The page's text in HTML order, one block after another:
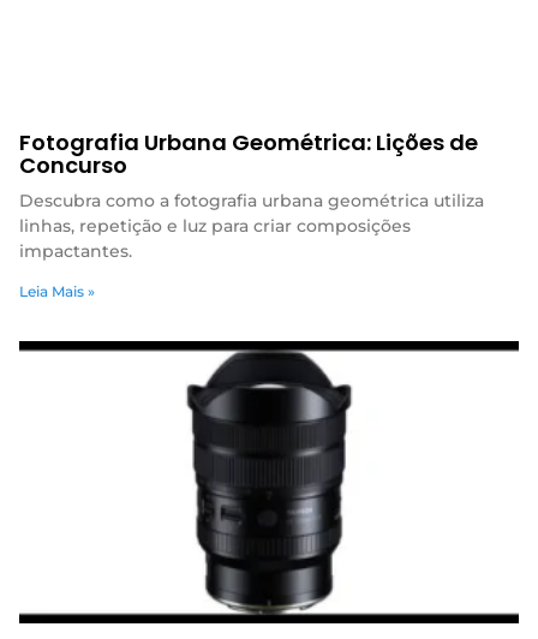
Fotografia Urbana Geométrica: Lições de
Concurso
Descubra como a fotografia urbana geométrica utiliza
linhas, repetição e luz para criar composições
impactantes.
Leia Mais »